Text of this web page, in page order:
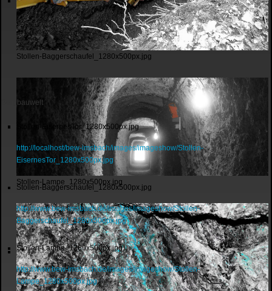
Stollen-Baggerschaufel_1280x500px.jpg
Stollen-Lampe_1280x500px.jpg
Bergbauwelt
Stollen-EisernesTor_1280x500px.jpg
http://localhost/bew-imsbach/images/imageshow/Stollen-
EisernesTor_1280x500px.jpg
Stollen-Baggerschaufel_1280x500px.jpg
http://www.bew-imsbach.de/images/imageshow/Stollen-
Baggerschaufel_1280x500px.jpg
Stollen-Lampe_1280x500px.jpg
http://www.bew-imsbach.de/images/imageshow/Stollen-
Lampe_1280x500px.jpg